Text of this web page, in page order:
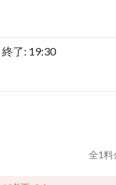
了: 19:30
全1料